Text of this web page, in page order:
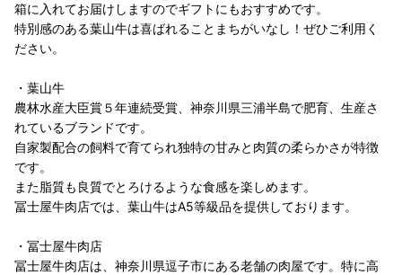
箱に入れてお届けしますのでギフトにもおすすめです。
特別感のある葉山牛は喜ばれることまちがいなし！ぜひご利用く
ださい。
・葉山牛
農林水産大臣賞５年連続受賞、神奈川県三浦半島で肥育、生産さ
れているブランドです。
自家製配合の飼料で育てられ独特の甘みと肉質の柔らかさが特徴
です。
また脂質も良質でとろけるような食感を楽しめます。
冨士屋牛肉店では、葉山牛はA5等級品を提供しております。
・冨士屋牛肉店
冨士屋牛肉店は、神奈川県逗子市にある老舗の肉屋です。特に高